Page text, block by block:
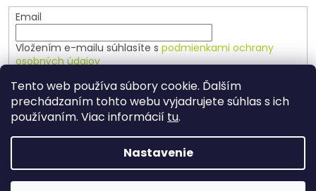
Tento web používa súbory cookie. Ďalším
prechádzaním tohto webu vyjadrujete súhlas s ich
používaním. Viac informácií tu.
Nastavenie
Email
Vložením e-mailu súhlasíte s podmienkami ochrany
osobných údajov
PRIHLÁSIŤ SA
Vytvoril Shoptet